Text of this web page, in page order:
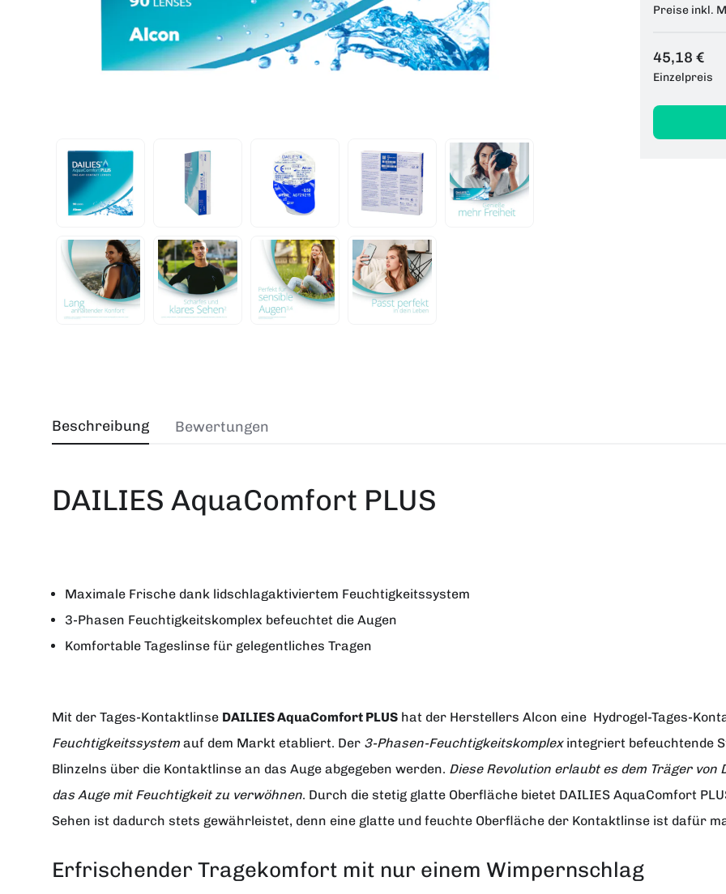
Preise inkl.
45,18 €
Einzelpreis
Beschreibung
DAILIES AquaComfort PLUS
Maximale Frische dank lidschlagaktiviertem Feuchtigkeitssystem
3-Phasen Feuchtigkeitskomplex befeuchtet die Augen
Komfortable Tageslinse für gelegentliches Tragen
Mit der Tages-Kontaktlinse DAILIES AquaComfort PLUS hat der Herstellers Alcon eine Hydrogel-Tages-
Feuchtigkeitssystem auf dem Markt etabliert. Der 3-Phasen-Feuchtigkeitskomplexintegriert befeuchtende
Blinzelns über die Kontaktlinse an das Auge abgegeben werden. Diese Revolution erlaubt es dem Träger von
das Auge mit Feuchtigkeit zu verwöhnen. Durch die stetig glatte Oberfläche bietet DAILIES AquaComfort
Sehen ist dadurch stets gewährleistet, denn eine glatte und feuchte Oberfläche der Kontaktlinse ist dafür
Erfrischender Tragekomfort mit nur einem Wimpernschlag
Bewertungen